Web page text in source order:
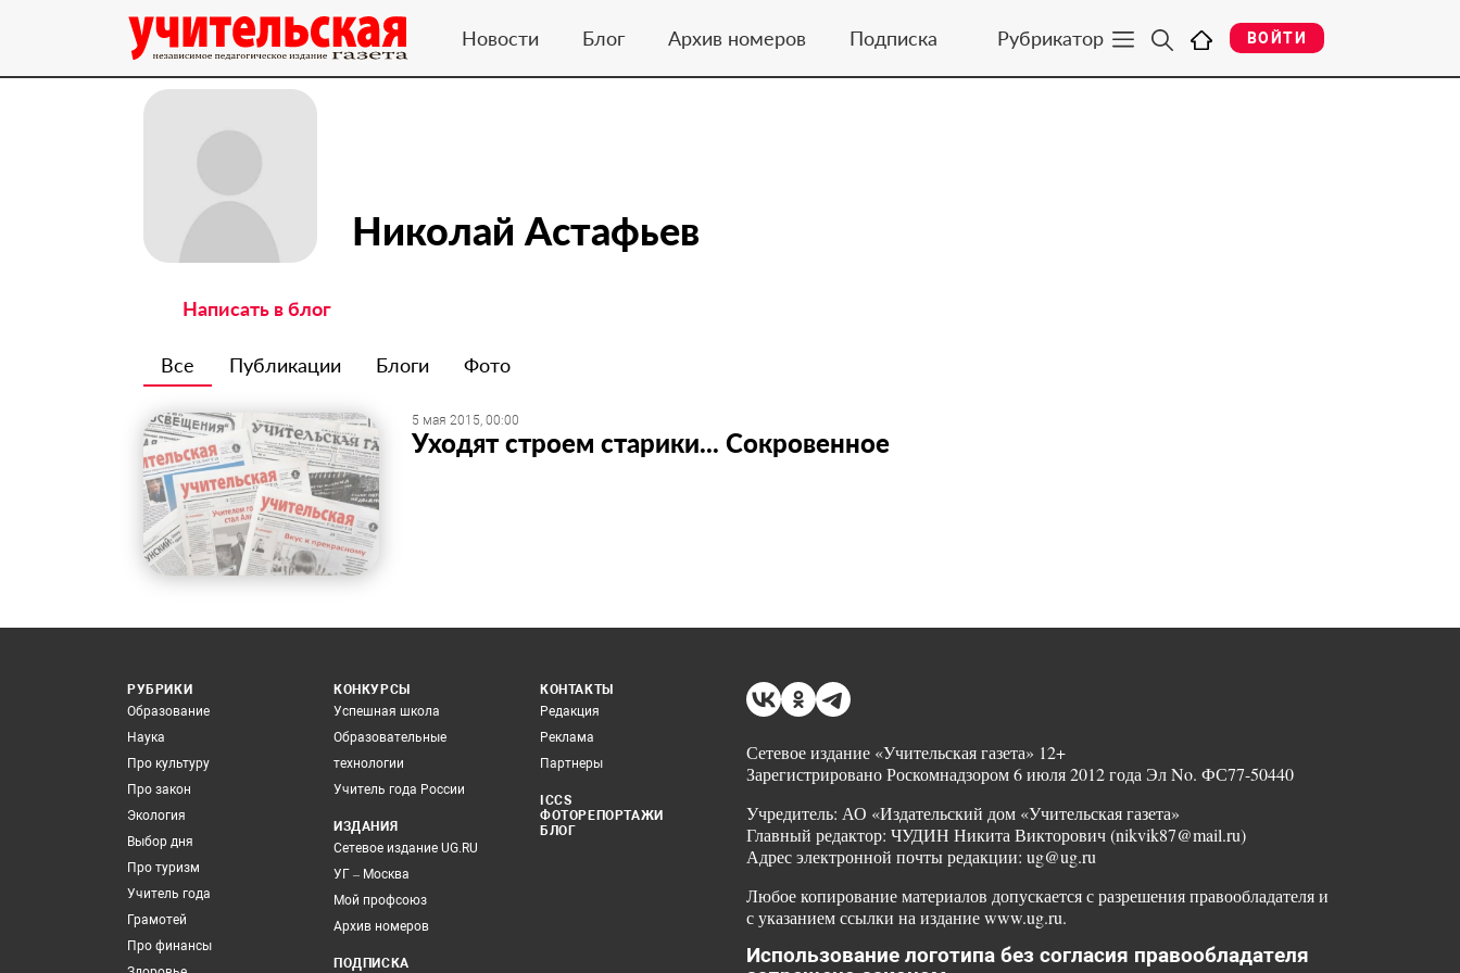
Новости Блог Архив номеров Подписка Рубрикатор ВОЙТИ
Николай Астафьев
Написать в блог
Все Публикации Блоги Фото
5 мая 2015, 00:00
Уходят строем старики... ​Сокровенное
РУБРИКИ
Образование
Наука
Про культуру
Про закон
Экология
Выбор дня
Про туризм
Учитель года
Грамотей
Про финансы
КОНКУРСЫ
Успешная школа
Образовательные
технологии
Учитель года России
ИЗДАНИЯ
Сетевое издание UG.RU
УГ – Москва
Мой профсоюз
Архив номеров
ПОДПИСКА
КОНТАКТЫ
Редакция
Реклама
Партнеры
ICCS
ФОТОРЕПОРТАЖИ
БЛОГ
Сетевое издание «Учительская газета» 12+
Зарегистрировано Роскомнадзором 6 июля 2012 года Эл No. ФС77-50440
Учредитель: АО «Издательский дом «Учительская газета»
Главный редактор: ЧУДИН Никита Викторович (nikvik87@mail.ru)
Адрес электронной почты редакции: ug@ug.ru
Любое копирование материалов допускается с разрешения правообладателя и
с указанием ссылки на издание www.ug.ru.
Использование логотипа без согласия правообладателя